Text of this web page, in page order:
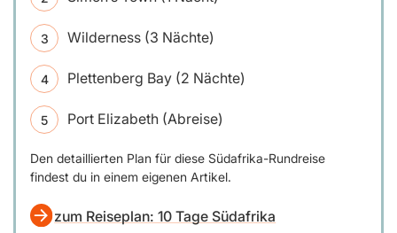
Wilderness (3 Nächte)
Plettenberg Bay (2 Nächte)
Port Elizabeth (Abreise)
Den detaillierten Plan für diese Südafrika-Rundreise
findest du in einem eigenen Artikel.
zum Reiseplan: 10 Tage Südafrika